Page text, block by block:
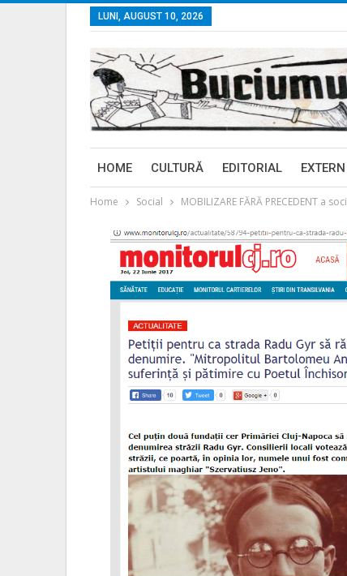
LUNI, AUGUST 10, 2026
HOME CULTURĂ EDITORIAL EXTERN
Home Social MOBILIZARE FĂRĂ PRECEDENT